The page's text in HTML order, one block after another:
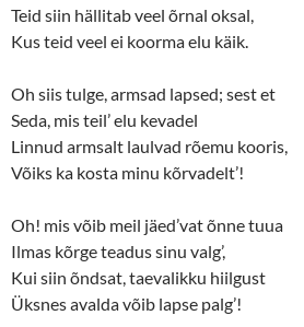
Teid siin hällitab veel õrnal oksal,
Kus teid veel ei koorma elu käik.
Oh siis tulge, armsad lapsed; sest et
Seda, mis teil’ elu kevadel
Linnud armsalt laulvad rõemu kooris,
Võiks ka kosta minu kõrvadelt’!
Oh! mis võib meil jäed’vat õnne tuua
Ilmas kõrge teadus sinu valg’,
Kui siin õndsat, taevalikku hiilgust
Üksnes avalda võib lapse palg’!